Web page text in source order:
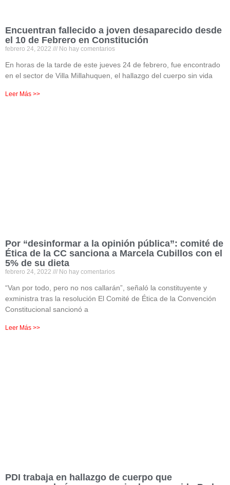
Encuentran fallecido a joven desaparecido desde
el 10 de Febrero en Constitución
febrero 24, 2022 No hay comentarios
En horas de la tarde de este jueves 24 de febrero, fue encontrado
en el sector de Villa Millahuquen, el hallazgo del cuerpo sin vida
Leer Más >>
Por “desinformar a la opinión pública”: comité de
Ética de la CC sanciona a Marcela Cubillos con el
5% de su dieta
febrero 24, 2022 No hay comentarios
“Van por todo, pero no nos callarán”, señaló la constituyente y
exministra tras la resolución El Comité de Ética de la Convención
Constitucional sancionó a
Leer Más >>
PDI trabaja en hallazgo de cuerpo que